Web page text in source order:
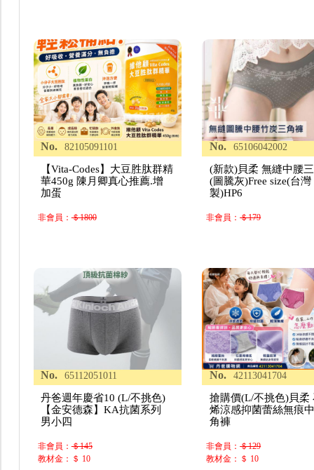
No. 82105091101
【Vita-Codes】大豆胜肽群精
華450g 陳月卿真心推薦.增
加蛋
非會員：＄1800
No. 65106042002
(新款)貝柔 無縫中腰
(圖騰灰)Free size(台灣
製)HP6
非會員：＄179
No. 65112051011
丹爸週年慶省10 (L/不挑色)
【金安德森】KA抗菌系列
男小四
非會員：＄145
教材金：＄ 10
No. 42113041704
搶購價(L/不挑色)貝柔
烯涼感抑菌蕾絲無痕
角褲
非會員：＄129
教材金：＄ 10